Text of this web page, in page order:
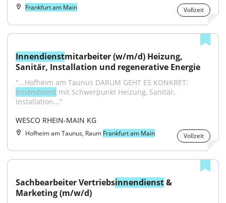
Frankfurt am Main Vollzeit
Innendienstmitarbeiter (w/m/d) Heizung,
Sanitär, Installation und regenerative Energie
Innendienst mit Schwerpunkt Heizung, Sanitär,
Installation..."
WESCO RHEIN-MAIN KG
Hofheim am Taunus, Raum Frankfurt am Main Vollzeit
Sachbearbeiter Vertriebsinnendienst &
Marketing (m/w/d)